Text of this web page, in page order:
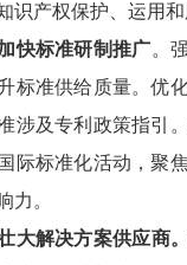
识产权保护、运用
快标准研制推广。
标准供给质量。优
涉及专利政策指引
际标准化活动，聚
力。
大解决方案供应商。